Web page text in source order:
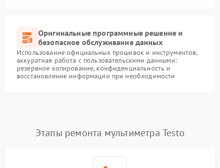
Оригинальные программные решение и
безопасное обслуживание данных
Использование официальных прошивок и инструментов,
аккуратная работа с пользовательскими данными:
резервное копирование, конфиденциальность и
восстановление информации при необходимости
Этапы ремонта мультиметра Testo